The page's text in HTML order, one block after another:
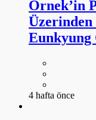
Örnek’in
Üzerinden
Eunkyung
4 hafta önce